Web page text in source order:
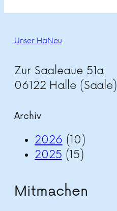
Unser HaNeu
Zur Saaleaue 51a
06122 Halle (Saale)
Archiv
2026 (10)
2025 (15)
Mitmachen